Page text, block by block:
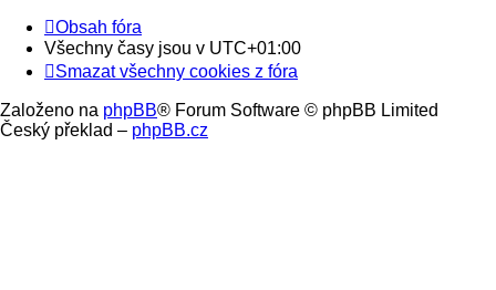
Obsah fóra
Všechny časy jsou v UTC+01:00
Smazat všechny cookies z fóra
Založeno na phpBB® Forum Software © phpBB Limited
Český překlad – phpBB.cz